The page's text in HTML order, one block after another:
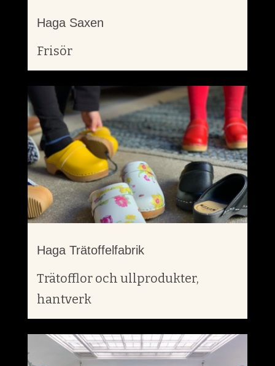
Haga Saxen
Frisör
Haga Trätoffelfabrik
Trätofflor och ullprodukter,
hantverk